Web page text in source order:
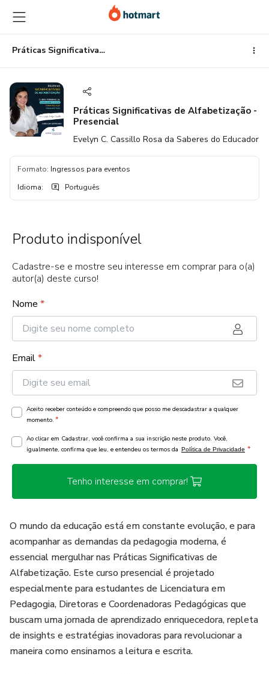
para
o
conteúdo
principal
para
o
pagamento
para
o
rodapé
Práticas Significativas de Alfabetização - Presencial
Práticas Significativas de Alfabetização -
Presencial
Evelyn C. Cassillo Rosa da Saberes do Educador
Formato: Ingressos para eventos
Idioma: Português
Produto indisponível
Cadastre-se e mostre seu interesse em comprar para o(a)
autor(a) deste curso!
Nome *
Email*
Aceito receber conteúdo e compreendo que posso me descadastrar a qualquer
momento. *
Ao clicar em Cadastrar, você confirma a sua inscrição neste produto. Você,
igualmente, confirma que leu, e entendeu os termos da Política de Privacidade *
Tenho interesse em comprar!
O mundo da educação está em constante evolução, e para
acompanhar as demandas da pedagogia moderna, é
essencial mergulhar nas Práticas Significativas de
Alfabetização. Este curso presencial é projetado
especialmente para estudantes de Licenciatura em
Pedagogia, Diretoras e Coordenadoras Pedagógicas que
buscam uma jornada de aprendizado enriquecedora, repleta
de insights e estratégias inovadoras para revolucionar a
maneira como ensinamos a leitura e escrita.